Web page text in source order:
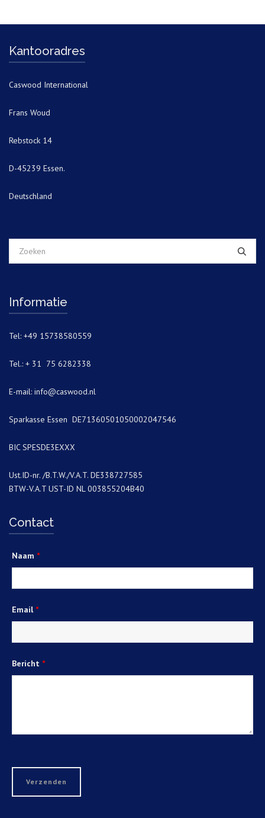
Kantooradres
Caswood International
Frans Woud
Rebstock 14
D-45239 Essen.
Deutschland
Informatie
Tel: +49 15738580559
Tel.: + 31 75 6282338
E-mail: info@caswood.nl
Sparkasse Essen DE71360501050002047546
BIC SPESDE3EXXX
Ust.ID-nr. /B.T.W./V.A.T. DE338727585
BTW-V.A.T UST-ID NL 003855204B40
Contact
Naam *
Email *
Bericht *